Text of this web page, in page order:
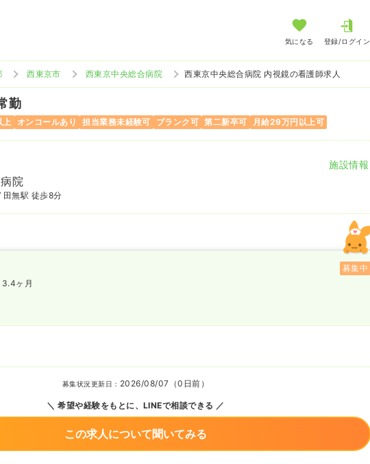
気になる 登録/ログイン
西東京市 西東京中央総合病院 西東京中央総合病院 内視鏡の看護師求人
勤
上 オンコールあり 担当業務未経験可 ブランク可 第二新卒可 月給29万円以上可
施設情報
院
田無駅 徒歩8分
募集中
3.4ヶ月
募集状況更新日： 2026/08/07（0日前）
希望や経験をもとに、LINEで相談できる
この求人について聞いてみる